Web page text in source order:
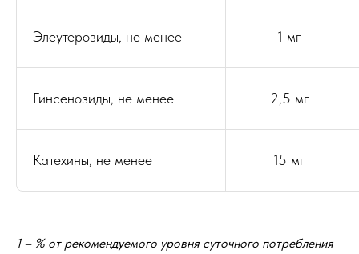
Элеутерозиды, не менее 1 мг
Гинсенозиды, не менее 2,5 мг
Катехины, не менее 15 мг
1 – % от рекомендуемого уровня суточного потребления